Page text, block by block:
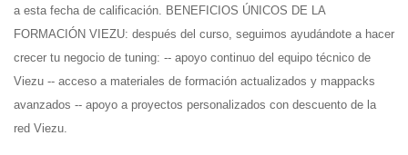
a esta fecha de calificación. BENEFICIOS ÚNICOS DE LA
FORMACIÓN VIEZU: después del curso, seguimos ayudándote a hacer
crecer tu negocio de tuning: -- apoyo continuo del equipo técnico de
Viezu -- acceso a materiales de formación actualizados y mappacks
avanzados -- apoyo a proyectos personalizados con descuento de la
red Viezu.